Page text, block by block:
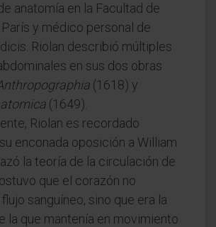
anatomía en la Facultad de
y médico personal de
Riolan describió múltiples
en sus dos obras
(1618) y
(1649).
Riolan es recordado
enconada oposición a William
la teoría de la circulación de
que el corazón no
sanguíneo, sino que era la
la que mantenía en movimiento